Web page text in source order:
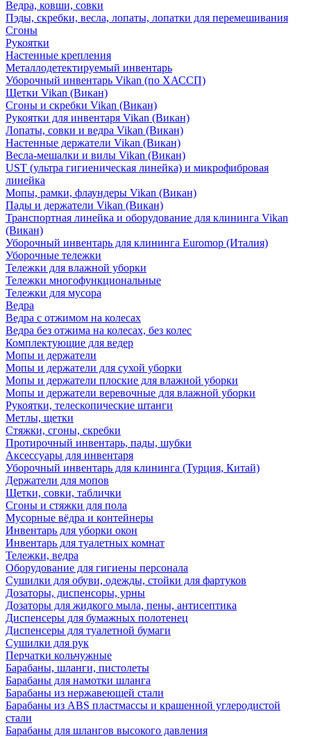
Ведра, ковши, совки
Пэды, скребки, весла, лопаты, лопатки для перемешивания
Сгоны
Рукоятки
Настенные крепления
Металлодетектируемый инвентарь
Уборочный инвентарь Vikan (по ХАССП)
Щетки Vikan (Викан)
Сгоны и скребки Vikan (Викан)
Рукоятки для инвентаря Vikan (Викан)
Лопаты, совки и ведра Vikan (Викан)
Настенные держатели Vikan (Викан)
Весла-мешалки и вилы Vikan (Викан)
UST (ультра гигиеническая линейка) и микрофибровая
линейка
Мопы, рамки, флаундеры Vikan (Викан)
Пады и держатели Vikan (Викан)
Транспортная линейка и оборудование для клининга Vikan
(Викан)
Уборочный инвентарь для клининга Euromop (Италия)
Уборочные тележки
Тележки для влажной уборки
Тележки многофункциональные
Тележки для мусора
Ведра
Ведра с отжимом на колесах
Ведра без отжима на колесах, без колес
Комплектующие для ведер
Мопы и держатели
Мопы и держатели для сухой уборки
Мопы и держатели плоские для влажной уборки
Мопы и держатели веревочные для влажной уборки
Рукоятки, телескопические штанги
Метлы, щетки
Стяжки, сгоны, скребки
Протирочный инвентарь, пады, шубки
Аксессуары для инвентаря
Уборочный инвентарь для клининга (Турция, Китай)
Держатели для мопов
Щетки, совки, таблички
Сгоны и стяжки для пола
Мусорные вёдра и контейнеры
Инвентарь для уборки окон
Инвентарь для туалетных комнат
Тележки, ведра
Оборудование для гигиены персонала
Сушилки для обуви, одежды, стойки для фартуков
Дозаторы, диспенсоры, урны
Дозаторы для жидкого мыла, пены, антисептика
Диспенсеры для бумажных полотенец
Диспенсеры для туалетной бумаги
Сушилки для рук
Перчатки кольчужные
Барабаны, шланги, пистолеты
Барабаны для намотки шланга
Барабаны из нержавеющей стали
Барабаны из ABS пластмассы и крашенной углеродистой
стали
Барабаны для шлангов высокого давления